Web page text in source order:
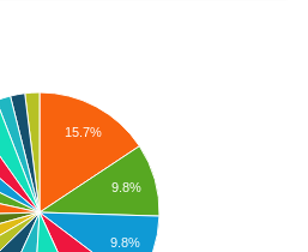
15.7%
9.8%
9.8%